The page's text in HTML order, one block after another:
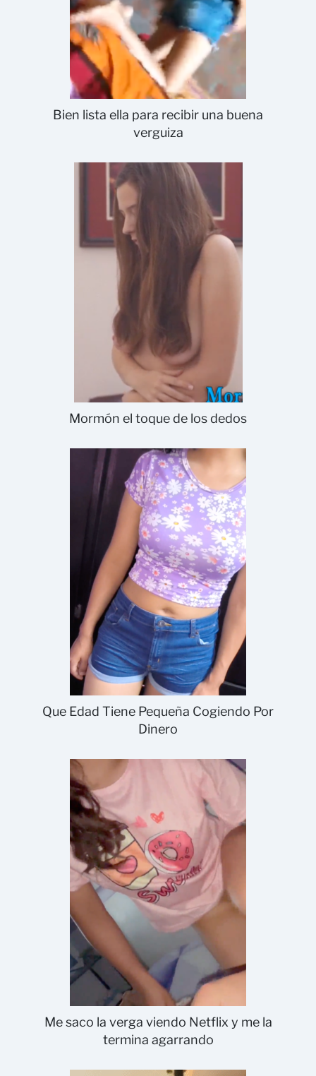
Bien lista ella para recibir una buena
verguiza
Mormón el toque de los dedos
Que Edad Tiene Pequeña Cogiendo Por
Dinero
Me saco la verga viendo Netflix y me la
termina agarrando